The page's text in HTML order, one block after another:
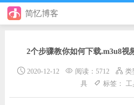
简忆博客
手册
2个步骤教你如何下载.m3u8视
2020-12-12 阅读：5712 类
具
标签： 工